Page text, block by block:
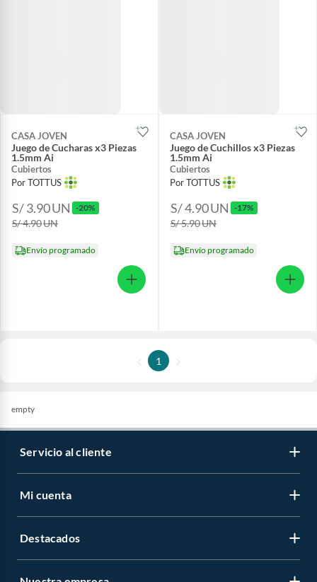
CASA JOVEN
Juego de Cucharas x3 Piezas
1.5mm Ai
Cubiertos
Por TOTTUS
S/ 3.90UN -20%
S/ 4.90UN
Envío programado
CASA JOVEN
Juego de Cuchillos x3 Piezas
1.5mm Ai
Cubiertos
Por TOTTUS
S/ 4.90UN -17%
S/ 5.90UN
Envío programado
1
empty
Servicio al cliente
Mi cuenta
Destacados